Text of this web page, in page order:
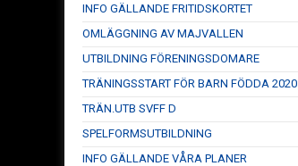
INFO GÄLLANDE FRITIDSKORTET
OMLÄGGNING AV MAJVALLEN
UTBILDNING FÖRENINGSDOMARE
TRÄNINGSSTART FÖR BARN FÖDDA 2020
TRÄN.UTB SVFF D
SPELFORMSUTBILDNING
INFO GÄLLANDE VÅRA PLANER